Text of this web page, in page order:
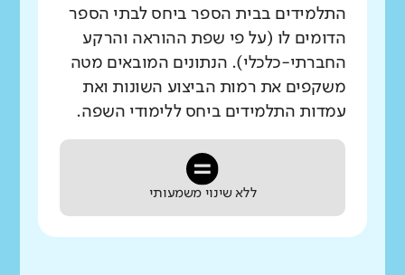
התלמידים בבית הספר ביחס לבתי הספר
הדומים לו (על פי שפת ההוראה והרקע
החברתי-כלכלי). הנתונים המובאים מטה
משקפים את רמות הביצוע השונות ואת
עמדות התלמידים ביחס ללימודי השפה.
ללא שינוי משמעותי